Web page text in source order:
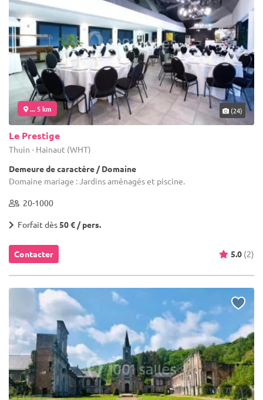
... 5 km (24)
Le Prestige
Thuin - Hainaut (WHT)
Demeure de caractère / Domaine
Domaine mariage : Jardins aménagés et piscine.
20-1000
Forfait dès50 € / pers.
Contacter 5.0 (2)